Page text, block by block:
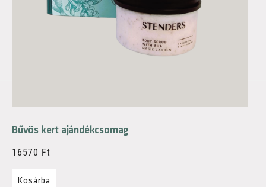
Bűvös kert ajándékcsomag
16570 Ft
Kosárba